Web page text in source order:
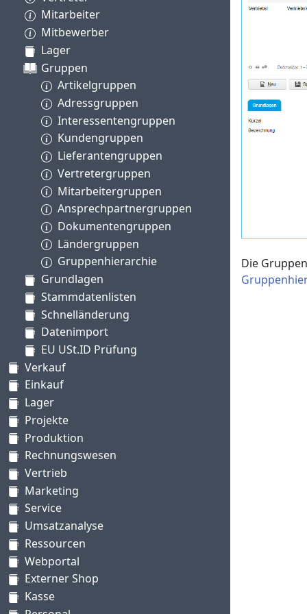
Mitarbeiter
Mitbewerber
Lager
Gruppen
Artikelgruppen
Adressgruppen
Interessentengruppen
Kundengruppen
Lieferantengruppen
Vertretergruppen
Mitarbeitergruppen
Ansprechpartnergruppen
Dokumentengruppen
Ländergruppen
Gruppenhierarchie
Grundlagen
Stammdatenlisten
Schnelländerung
Datenimport
EU USt.ID Prüfung
Verkauf
Einkauf
Lager
Projekte
Produktion
Rechnungswesen
Vertrieb
Marketing
Service
Umsatzanalyse
Ressourcen
Webportal
Externer Shop
Kasse
Die